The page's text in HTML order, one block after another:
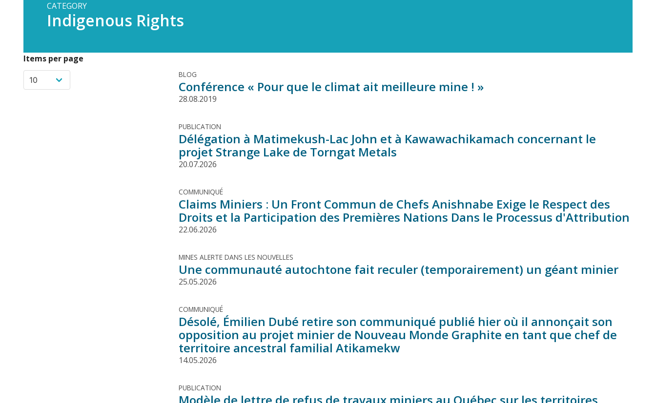
CATEGORY
Indigenous Rights
Items per page
BLOG
Conférence « Pour que le climat ait meilleure mine ! »
28.08.2019
PUBLICATION
Délégation à Matimekush-Lac John et à Kawawachikamach concernant le
projet Strange Lake de Torngat Metals
20.07.2026
COMMUNIQUÉ
Claims Miniers : Un Front Commun de Chefs Anishnabe Exige le Respect des
Droits et la Participation des Premières Nations Dans le Processus d'Attribution
22.06.2026
MINES ALERTE DANS LES NOUVELLES
Une communauté autochtone fait reculer (temporairement) un géant minier
25.05.2026
COMMUNIQUÉ
Désolé, Émilien Dubé retire son communiqué publié hier où il annonçait son
opposition au projet minier de Nouveau Monde Graphite en tant que chef de
territoire ancestral familial Atikamekw
14.05.2026
PUBLICATION
Modèle de lettre de refus de travaux miniers au Québec sur les territoires